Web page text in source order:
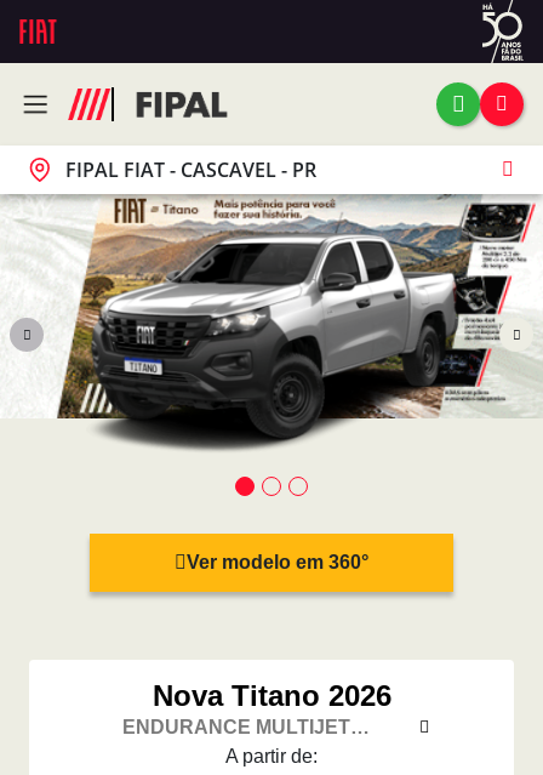
FIPAL FIAT - CASCAVEL - PR
Ver modelo em 360°
Nova Titano 2026
ENDURANCE MULTIJET
TURBODIESEL MT 4X4
A partir de: